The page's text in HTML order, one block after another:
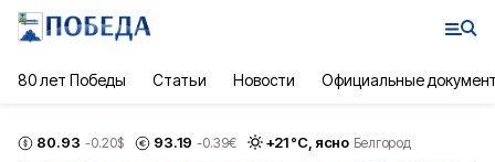
80 лет Победы Статьи Новости Официальные
80.93 -0.20$ 93.19 -0.39€ +21°С, ясно Белгород